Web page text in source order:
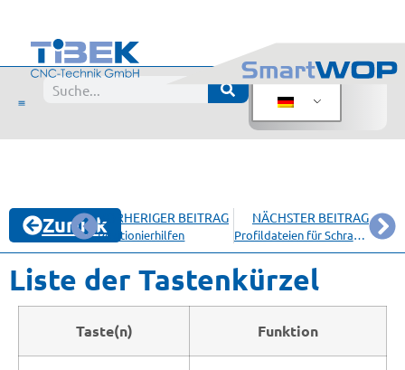
ZurückVORHERIGER BEITRAG
Positionierhilfen
NÄCHSTER BEITRAG
Profildateien für Schrankrohre und Griffleisten
Taste(n) Funktion
Liste der Tastenkürzel